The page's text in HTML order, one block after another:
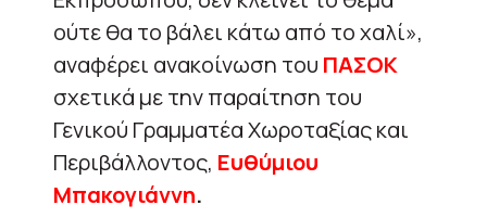
ούτε θα το βάλει κάτω από το χαλί»,
αναφέρει ανακοίνωση του ΠΑΣΟΚ
σχετικά με την παραίτηση του
Γενικού Γραμματέα Χωροταξίας και
Περιβάλλοντος, Ευθύμιου
Μπακογιάννη.